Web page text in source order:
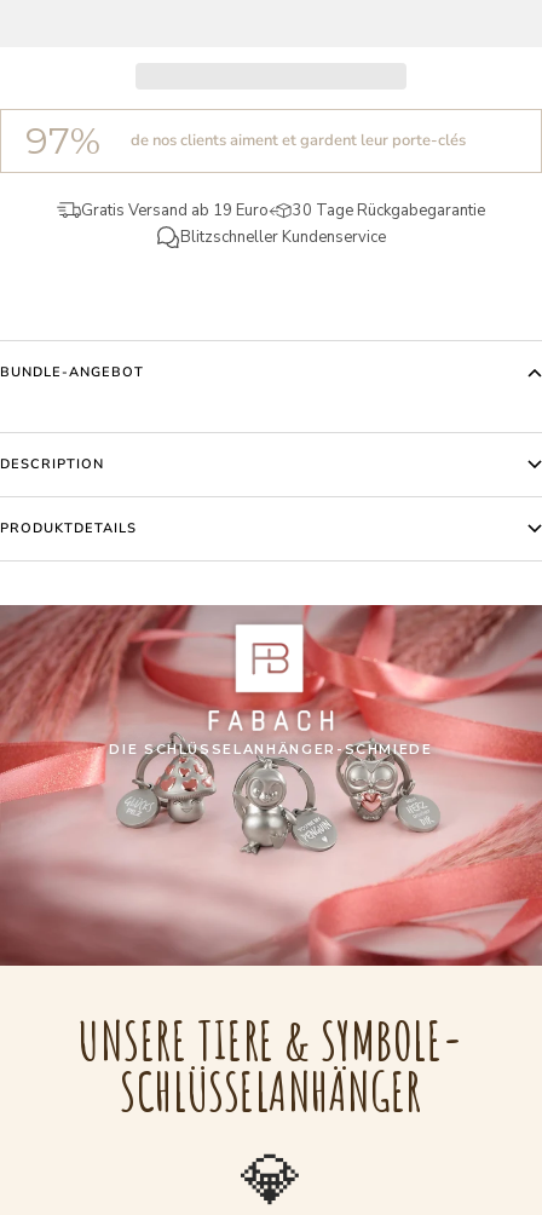
97% de nos clients aiment et gardent leur porte-clés
Gratis Versand ab 19 Euro
30 Tage Rückgabegarantie
Blitzschneller Kundenservice
BUNDLE-ANGEBOT
DESCRIPTION
PRODUKTDETAILS
DIE SCHLÜSSELANHÄNGER-SCHMIEDE
UNSERE TIERE & SYMBOLE-
SCHLÜSSELANHÄNGER
💎